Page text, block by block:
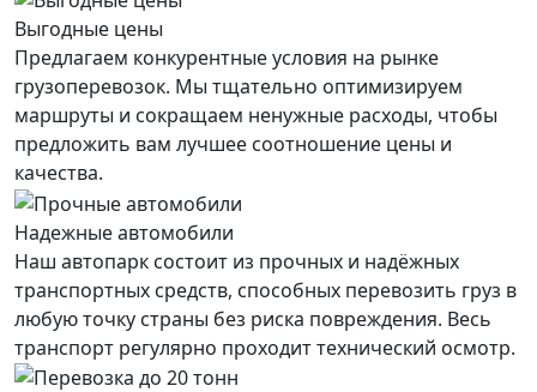
Выгодные цены
Предлагаем конкурентные условия на рынке
грузоперевозок. Мы тщательно оптимизируем
маршруты и сокращаем ненужные расходы, чтобы
предложить вам лучшее соотношение цены и
качества.
Надежные автомобили
Наш автопарк состоит из прочных и надёжных
транспортных средств, способных перевозить груз в
любую точку страны без риска повреждения. Весь
транспорт регулярно проходит технический осмотр.